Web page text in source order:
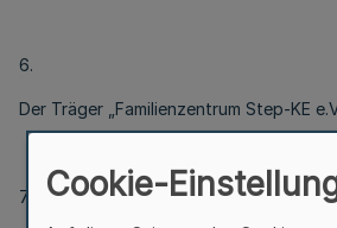
6.
Der Träger „Familienzentrum Step-KE
7. Cookie-